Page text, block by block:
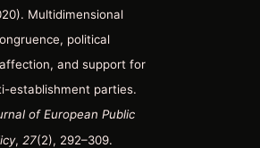
Multidimensional
political
and support for
establishment parties.
of European Public
, 27(2), 292–309.